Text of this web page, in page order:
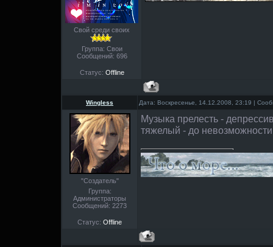
Свой среди своих
Группа: Свои
Сообщений: 696
Статус: Offline
Wingless Дата: Воскресенье, 14.12.2008, 23:19 |
"Создатель"
Группа:
Администраторы
Сообщений: 2273
Статус: Offline
Музыка прелесть -
тяжелый - до